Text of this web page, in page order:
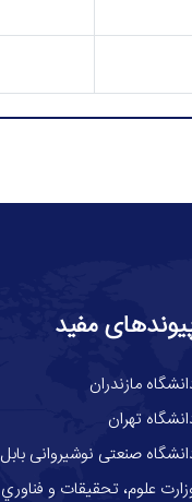
مفید
مازندران
تهران
صنعتی نوشیروانی بابل
علوم، تحقيقات و فناوري